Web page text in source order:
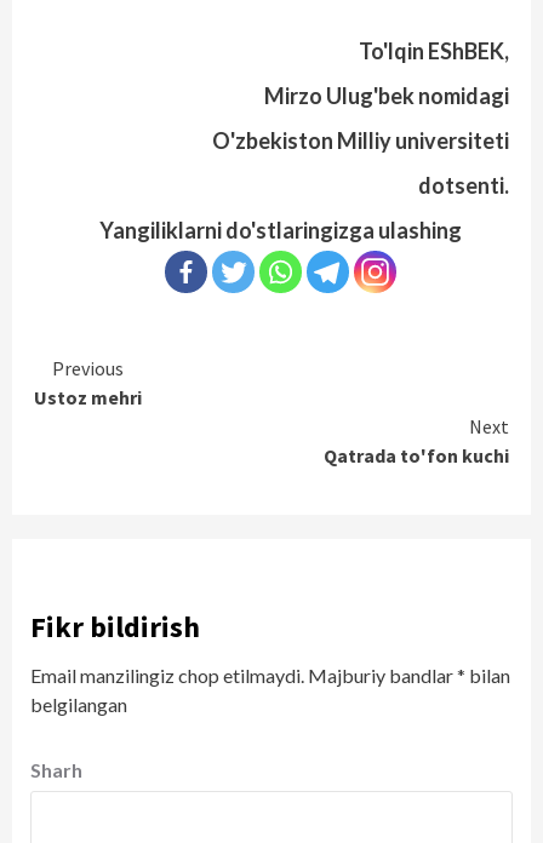
To'lqin EShBEK,
Mirzo Ulug'bek nomidagi
O'zbekiston Milliy universiteti
dotsenti.
Yangiliklarni do'stlaringizga ulashing
Continue
Reading
Previous
Ustoz mehri
Next
Qatrada to'fon kuchi
Fikr bildirish
Email manzilingiz chop etilmaydi. Majburiy bandlar* bilan
belgilangan
Sharh